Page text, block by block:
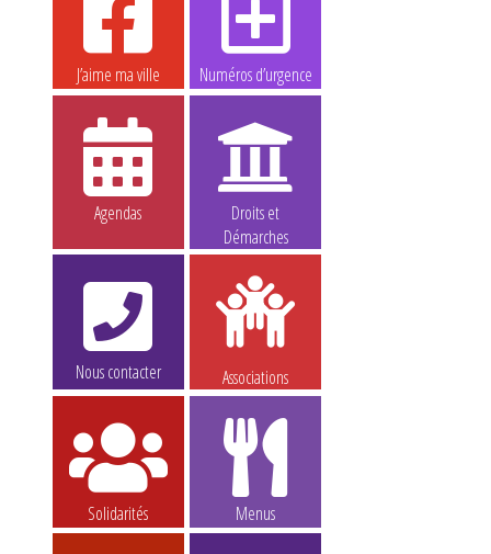
J’aime ma ville Numéros d’urgence
Agendas
Droits et
Démarches
Nous contacter Associations
Solidarités Menus